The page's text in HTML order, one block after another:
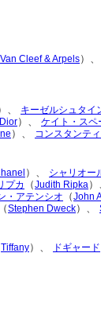
Van Cleef & Arpels）、
、 キーゼルシュタイ
）、 ケイト・スペ
）、 コンスタンテ
）、 シャリオー
プカ （Judith Ripka ）
・アテンシオ （John
（Stephen Dweck）、
Tiffany）、 ドギャード